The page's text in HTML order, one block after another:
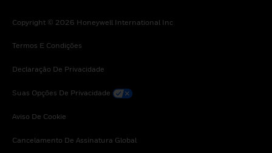
Copyright © 2026 Honeywell International Inc
Termos E Condições
Declaração De Privacidade
Suas Opções De Privacidade
Aviso De Cookie
Cancelamento De Assinatura Global